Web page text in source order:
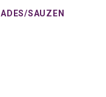
SAUZEN